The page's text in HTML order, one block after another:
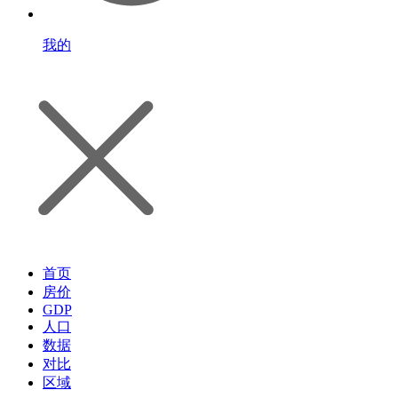
我的
首页
房价
GDP
人口
数据
对比
区域